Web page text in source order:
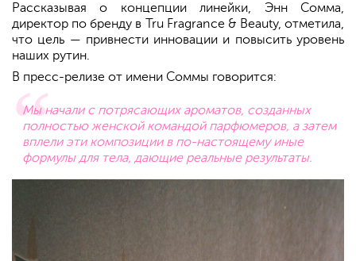
Рассказывая о концепции линейки, Энн Сомма,
директор по бренду в Tru Fragrance & Beauty, отметила,
что цель — привнести инновации и повысить уровень
наших рутин.
В пресс-релизе от имени Соммы говорится:
Мы начали с потрясающих ароматов, созданных
полностью женской командой парфюмеров, а затем
вплели эти композиции в по-настоящему иные
формулы для тела, дающие реальные результаты.